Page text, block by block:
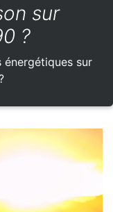
sur
?
énergétiques sur